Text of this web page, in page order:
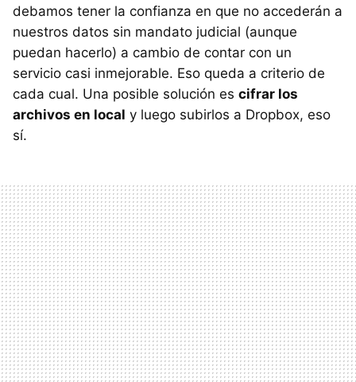
debamos tener la confianza en que no accederán a
nuestros datos sin mandato judicial (aunque
puedan hacerlo) a cambio de contar con un
servicio casi inmejorable. Eso queda a criterio de
cada cual. Una posible solución es cifrar los
archivos en local y luego subirlos a Dropbox, eso
sí.